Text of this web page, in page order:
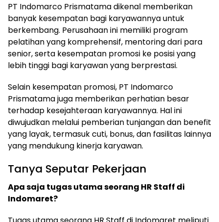
PT Indomarco Prismatama dikenal memberikan
banyak kesempatan bagi karyawannya untuk
berkembang. Perusahaan ini memiliki program
pelatihan yang komprehensif, mentoring dari para
senior, serta kesempatan promosi ke posisi yang
lebih tinggi bagi karyawan yang berprestasi.
Selain kesempatan promosi, PT Indomarco
Prismatama juga memberikan perhatian besar
terhadap kesejahteraan karyawannya. Hal ini
diwujudkan melalui pemberian tunjangan dan benefit
yang layak, termasuk cuti, bonus, dan fasilitas lainnya
yang mendukung kinerja karyawan.
Tanya Seputar Pekerjaan
Apa saja tugas utama seorang HR Staff di
Indomaret?